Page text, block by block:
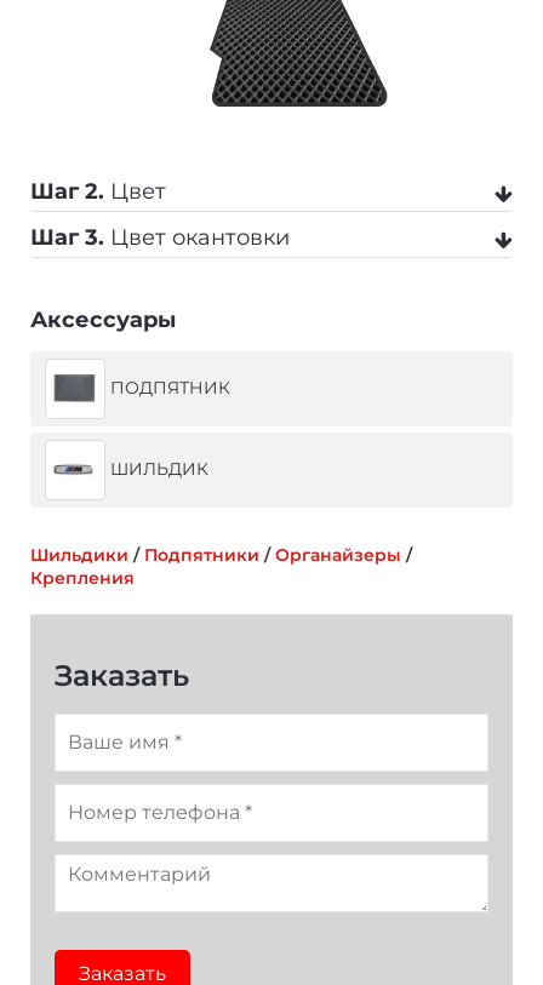
Шаг 2. Цвет
Коричневый Темно-синий
Фиолетовый
Шаг 3. Цвет окантовки
Бежевый
Аксессуары
ПОДПЯТНИК
ШИЛЬДИК
Шильдики / Подпятники /Органайзеры /
Крепления
Заказать
Заказать